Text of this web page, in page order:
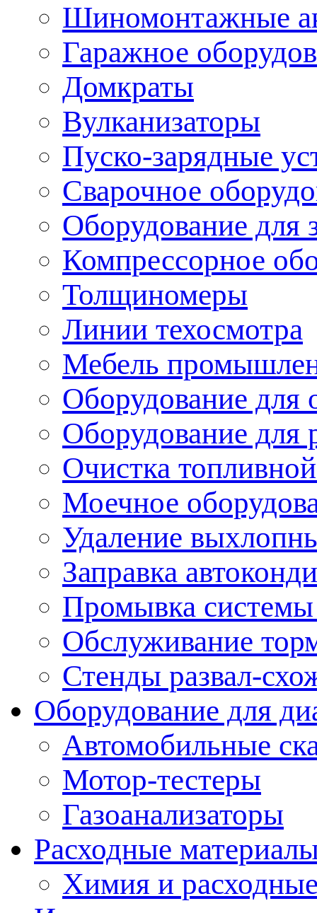
Шиномонтажные
Гаражное
Домкраты
Вулканизаторы
Пуско-зарядные
Сварочное
Оборудование для
Компрессорное
Толщиномеры
Линии техосмотра
Мебель
Оборудование для
Оборудование для
Очистка
Моечное
Удаление
Заправка
Промывка
Обслуживание
Стенды развал-
Оборудование для
Автомобильные
Мотор-тестеры
Газоанализаторы
Расходные
Химия и